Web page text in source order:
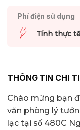
Phí điện sử dụng
Tính thực
THÔNG TIN CHI
Chào mừng bạn
văn phòng lý
lạc tại số 480C